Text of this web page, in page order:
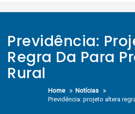
Previdência:
Regra Da Para
Rural
Home
Notícias
Previdência: projeto altera